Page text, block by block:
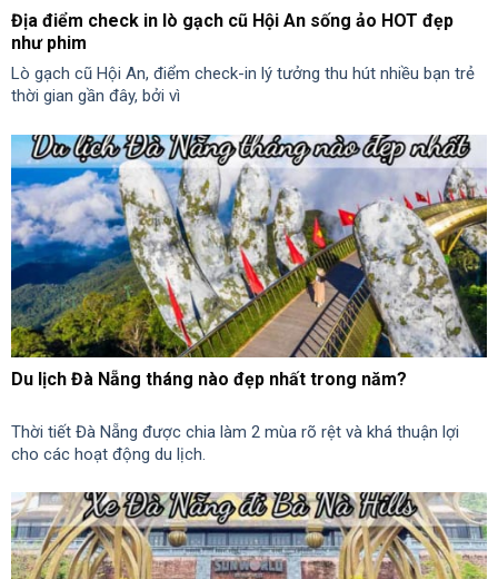
Địa điểm check in lò gạch cũ Hội An sống ảo HOT đẹp
như phim
Lò gạch cũ Hội An, điểm check-in lý tưởng thu hút nhiều bạn trẻ
thời gian gần đây, bởi vì
Du lịch Đà Nẵng tháng nào đẹp nhất trong năm?
Thời tiết Đà Nẵng được chia làm 2 mùa rõ rệt và khá thuận lợi
cho các hoạt động du lịch.